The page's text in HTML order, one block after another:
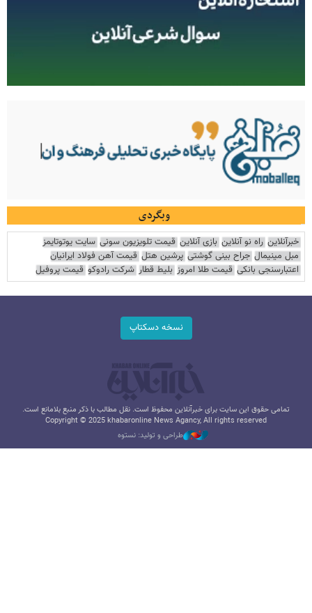
وبگردی
خبرآنلاین راه نو آنلاین بازی آنلاین قیمت تلویزیون سونی سایت یوتوتایمز
مبل مینیمال جراح بینی گوشتی پرشین هتل قیمت آهن فولاد ایرانیان
اعتبارسنجی بانکی قیمت طلا امروز بلیط قطار شرکت رادوکو قیمت پروفیل
نسخه دسکتاپ
تمامی حقوق این سایت برای خبرآنلاین محفوظ است. نقل مطالب با ذکر منبع بلامانع است.
Copyright © 2025 khabaronline News Agancy, All rights reserved
طراحی و تولید: نستوه